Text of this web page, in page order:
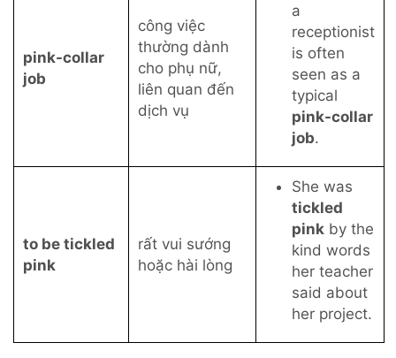
pink-collar
job
công việc
thường dành
cho phụ nữ,
liên quan đến
dịch vụ
a
receptionist
is often
seen as a
typical
pink-collar
job.
to be tickled
pink
rất vui sướng
hoặc hài lòng
She was
tickled
pink by the
kind words
her teacher
said about
her project.